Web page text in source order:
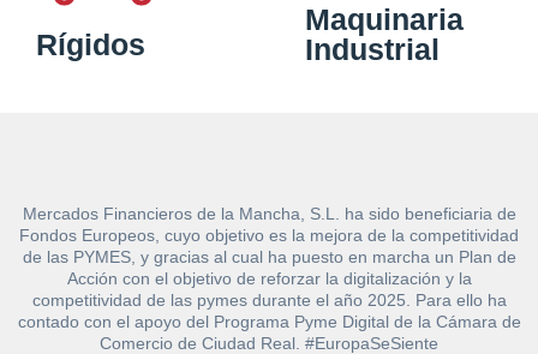
Rígidos
Maquinaria
Industrial
Mercados Financieros de la Mancha, S.L. ha sido beneficiaria de
Fondos Europeos, cuyo objetivo es la mejora de la competitividad
de las PYMES, y gracias al cual ha puesto en marcha un Plan de
Acción con el objetivo de reforzar la digitalización y la
competitividad de las pymes durante el año 2025. Para ello ha
contado con el apoyo del Programa Pyme Digital de la Cámara de
Comercio de Ciudad Real. #EuropaSeSiente